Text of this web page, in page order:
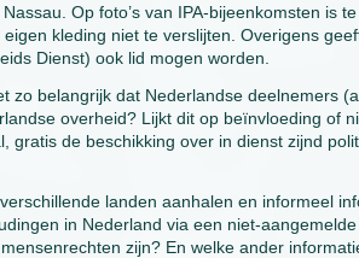
Op foto’s van IPA-bijeenkomsten is
kleding niet te verslijten. Overigens
Dienst) ook lid mogen worden.
zo belangrijk dat Nederlandse deelnemers
overheid? Lijkt dit op beïnvloeding of
de beschikking over in dienst zijnd
landen aanhalen en informeel
in Nederland via een niet-
zijn? En welke ander